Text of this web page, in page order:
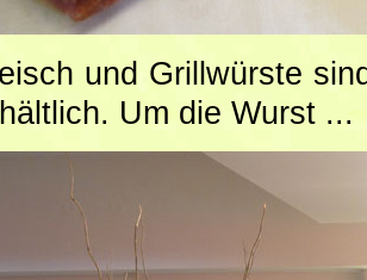
und Grillwürste
Um die Wurst ...